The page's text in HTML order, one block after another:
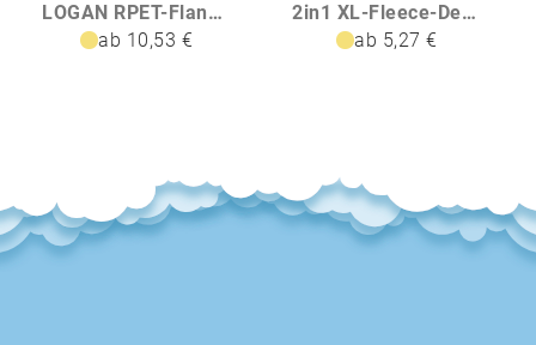
LOGAN RPET-Flanell Fleece-Decke
ab 10,53 €
2in1 XL-Fleece-DeckeKissen Radcliff
ab 5,27 €